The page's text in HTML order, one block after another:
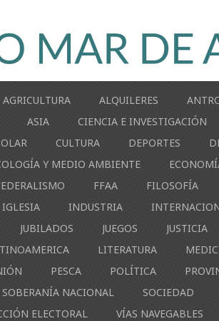
AGRICULTURA ALQUILERES
ASIA CIENCIA E INVESTIGACIÓN
CULTURA DEPORTES
Y MEDIO AMBIENTE
FFAA FILOSOFÍA
IGLESIA INDUSTRIA
JUBILADOS JUEGOS JUSTICIA
LITERATURA
PESCA POLÍTICA
SOBERANÍA NACIONAL SOCIEDAD
ELECTORAL VÍAS NAVEGABLES